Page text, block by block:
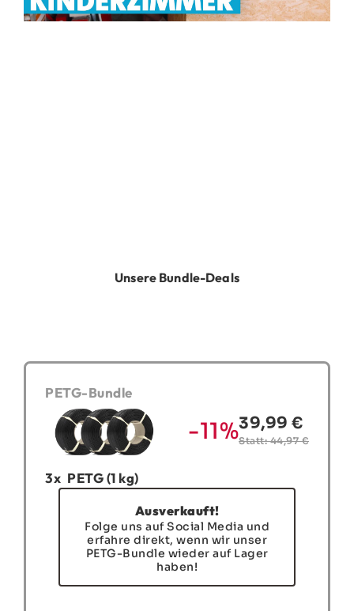
Unsere Bundle-Deals
PETG-Bundle
-11%39,99 €
Statt: 44,97 €
3x PETG (1 kg)
Ausverkauft!
Folge uns auf Social Media und
erfahre direkt, wenn wir unser
PETG-Bundle wieder auf Lager
haben!